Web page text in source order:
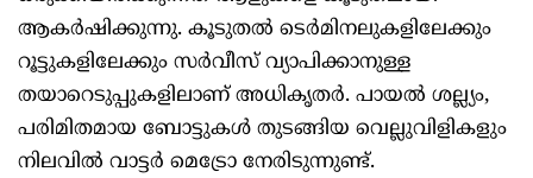
ആകര്‍ഷിക്കുന്നു. കൂടുതൽ ടെർമിനലുകളിലേക്കും
റൂട്ടുകളിലേക്കും സര്‍വീസ് വ്യാപിക്കാനുള്ള
തയാറെടുപ്പുകളിലാണ് അധികൃതര്‍. പായല്‍ ശല്ല്യം,
പരിമിതമായ ബോട്ടുകള്‍ തുടങ്ങിയ വെല്ലുവിളികളും
നിലവില്‍ വാട്ടര്‍‌ മെട്രോ നേരിടുന്നുണ്ട്.